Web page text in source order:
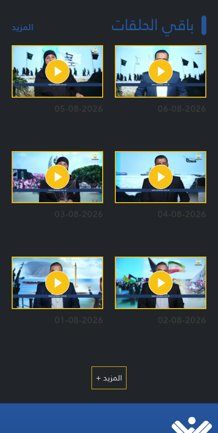
باقي الحلقات المزيد
06-08-2026
05-08-2026
04-08-2026
03-08-2026
02-08-2026
01-08-2026
المزيد +